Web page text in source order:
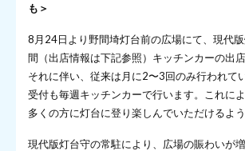
も＞
8月24日より野間埼灯台前の広場にて、現代
間（出店情報は下記参照）キッチンカーの出店
それに伴い、従来は月に2〜3回のみ行われて
受付も毎週キッチンカーで行います。これに
多くの方に灯台に登り楽しんでいただけるよう
現代版灯台守の常駐により、広場の賑わいが